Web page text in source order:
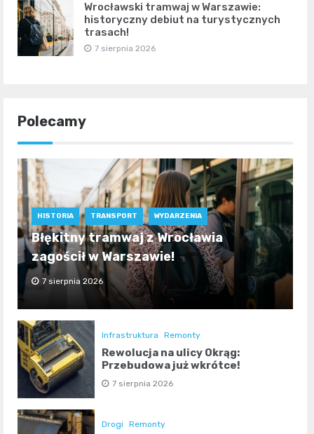
Wrocławski tramwaj w Warszawie:
historyczny debiut na turystycznych
trasach!
7 sierpnia 2026
Polecamy
HISTORIA TRANSPORT WYDARZENIA
Błękitny tramwaj z Wrocławia
zagościł w Warszawie!
7 sierpnia 2026
Infrastruktura Remonty
Rewolucja na ulicy Okrąg:
Przebudowa już wkrótce!
7 sierpnia 2026
Drogi Remonty